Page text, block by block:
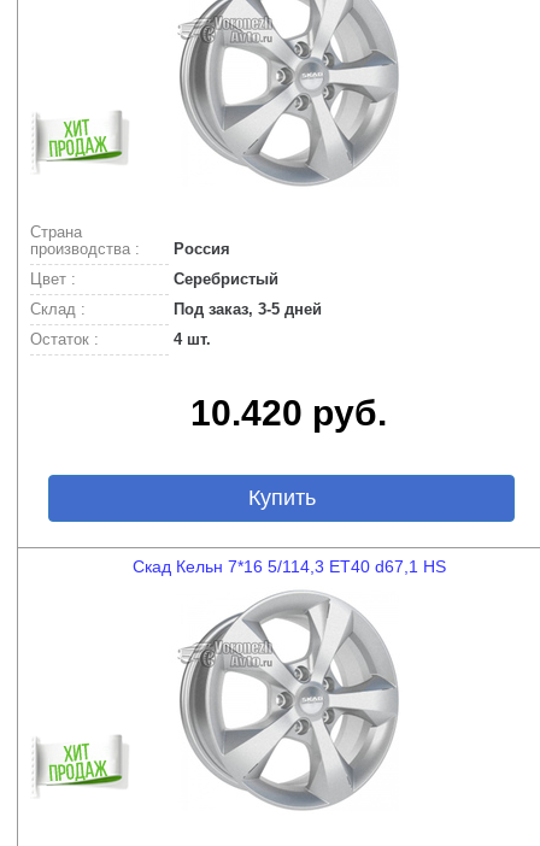
Страна
производства :
Россия
Цвет :
Серебристый
Склад :
Под заказ, 3-5 дней
Остаток :
4 шт.
10.420 руб.
Купить
Скад Кельн 7*16 5/114,3 ET40 d67,1 HS